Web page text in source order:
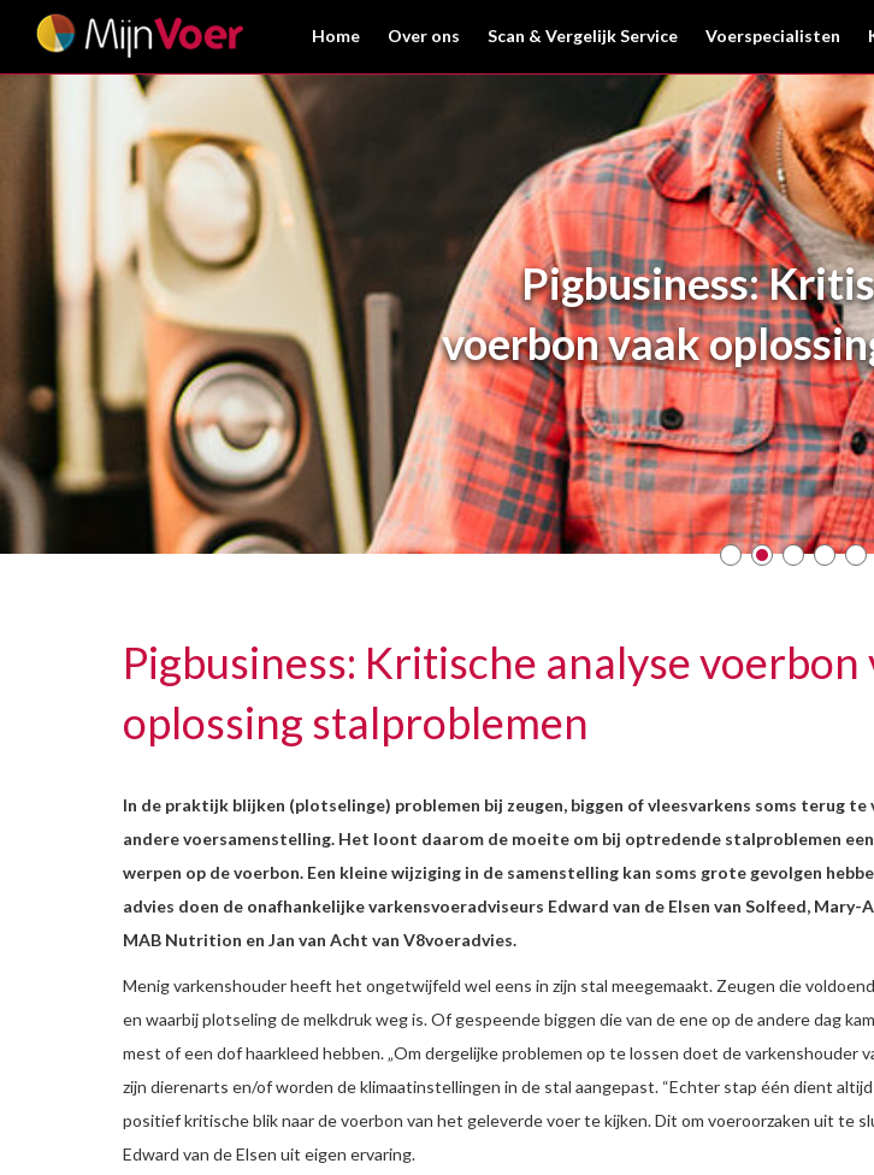
Home Over ons Scan & Vergelijk Service Voerspecialisten
Pigbusiness:
voerbon vaak
Pigbusiness: Kritische analyse voerbon
oplossing stalproblemen
In de praktijk blijken (plotselinge) problemen bij zeugen, biggen of vleesvarkens soms terug te
andere voersamenstelling. Het loont daarom de moeite om bij optredende stalproblemen
werpen op de voerbon. Een kleine wijziging in de samenstelling kan soms grote gevolgen
advies doen de onafhankelijke varkensvoeradviseurs Edward van de Elsen van Solfeed, Mary-
MAB Nutrition en Jan van Acht van V8voeradvies.
Menig varkenshouder heeft het ongetwijfeld wel eens in zijn stal meegemaakt. Zeugen die
en waarbij plotseling de melkdruk weg is. Of gespeende biggen die van de ene op de andere dag
mest of een dof haarkleed hebben. „Om dergelijke problemen op te lossen doet de varkenshouder
zijn dierenarts en/of worden de klimaatinstellingen in de stal aangepast. “Echter stap één dient
positief kritische blik naar de voerbon van het geleverde voer te kijken. Dit om voeroorzaken uit te
Edward van de Elsen uit eigen ervaring.